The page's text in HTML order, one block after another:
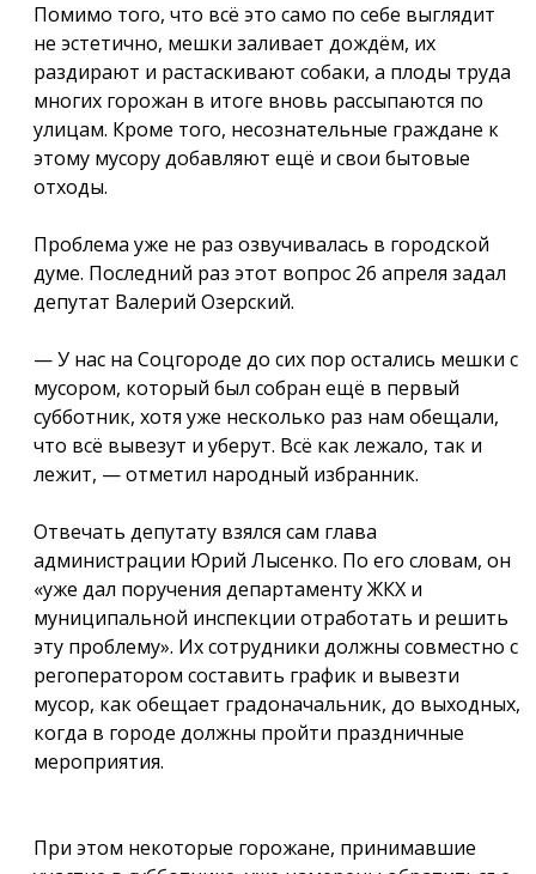
Помимо того, что всё это само по себе выглядит
не эстетично, мешки заливает дождём, их
раздирают и растаскивают собаки, а плоды труда
многих горожан в итоге вновь рассыпаются по
улицам. Кроме того, несознательные граждане к
этому мусору добавляют ещё и свои бытовые
отходы.
Проблема уже не раз озвучивалась в городской
думе. Последний раз этот вопрос 26 апреля задал
депутат Валерий Озерский.
— У нас на Соцгороде до сих пор остались мешки с
мусором, который был собран ещё в первый
субботник, хотя уже несколько раз нам обещали,
что всё вывезут и уберут. Всё как лежало, так и
лежит, — отметил народный избранник.
Отвечать депутату взялся сам глава
администрации Юрий Лысенко. По его словам, он
«уже дал поручения департаменту ЖКХ и
муниципальной инспекции отработать и решить
эту проблему». Их сотрудники должны совместно с
регоператором составить график и вывезти
мусор, как обещает градоначальник, до выходных,
когда в городе должны пройти праздничные
мероприятия.
При этом некоторые горожане, принимавшие